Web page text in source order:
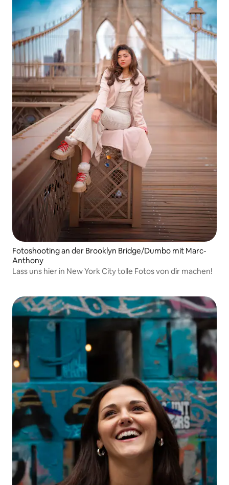
Fotoshooting an der Brooklyn Bridge/Dumbo mit Marc-
Anthony
Lass uns hier in New York City tolle Fotos von dir machen!